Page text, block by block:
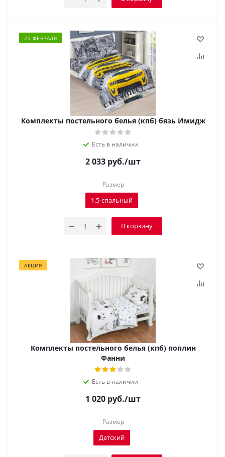
23 ФЕВРАЛЯ
Комплекты постельного белья (кпб) бязь Имидж
Есть в наличии
2 033 руб./шт
Размер
1.5-спальный
В корзину
АКЦИЯ
Комплекты постельного белья (кпб) поплин
Фанни
Есть в наличии
1 020 руб./шт
Размер
Детский